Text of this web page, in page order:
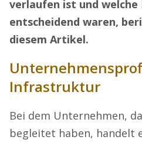
verlaufen ist und welche
entscheidend waren,
diesem Artikel.
Infrastruktur
Bei dem Unternehmen,
begleitet haben, handelt